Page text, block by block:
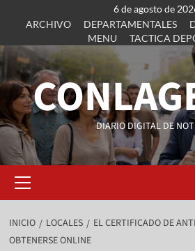
6 de agosto de
ARCHIVO
DEPARTAMENTALES
MENU
TACTICA
DIARIO DIGITAL DE
INICIO LOCALES
EL CERTIFICADO DE
OBTENERSE ONLINE